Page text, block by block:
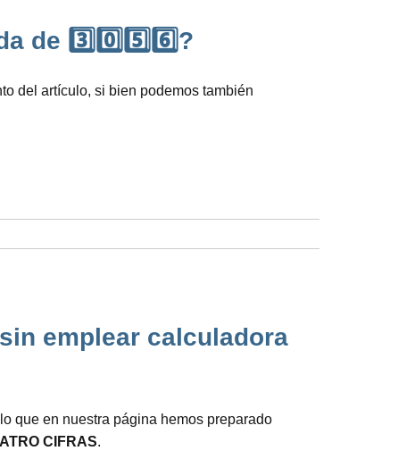
de 3️⃣0️⃣5️⃣6️⃣?
del artículo, si bien podemos también
emplear calculadora
que en nuestra página hemos preparado
CIFRAS.